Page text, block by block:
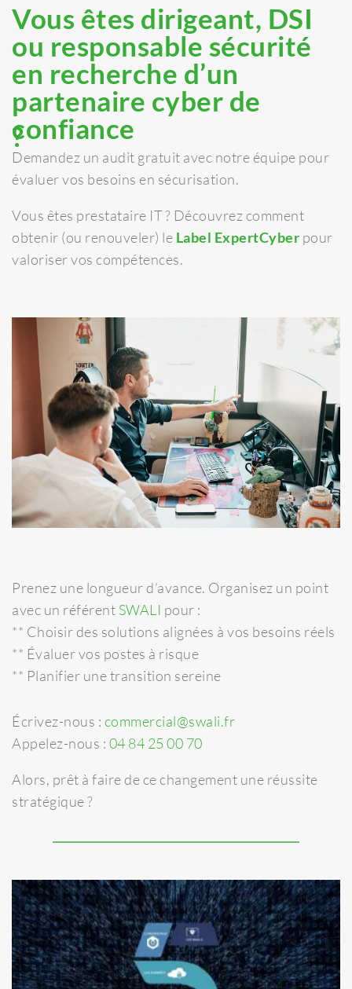
Vous êtes dirigeant, DSI
ou responsable sécurité
en recherche d’un
partenaire cyber de
confiance
?
Demandez un audit gratuit avec notre équipe pour
évaluer vos besoins en sécurisation.
Vous êtes prestataire IT ? Découvrez comment
obtenir (ou renouveler) le Label ExpertCyber pour
valoriser vos compétences.
Prenez une longueur d’avance. Organisez un point
avec un référent SWALI pour :
** Choisir des solutions alignées à vos besoins réels
** Évaluer vos postes à risque
** Planifier une transition sereine
Écrivez-nous : commercial@swali.fr
Appelez-nous : 04 84 25 00 70
Alors, prêt à faire de ce changement une réussite
stratégique ?